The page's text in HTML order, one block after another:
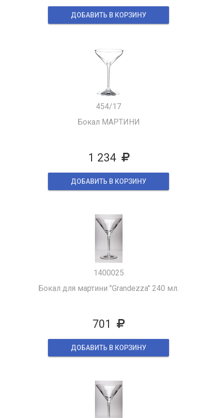
ДОБАВИТЬ В КОРЗИНУ
454/17
Бокал МАРТИНИ
1 234
ДОБАВИТЬ В КОРЗИНУ
1400025
Бокал для мартини "Grandezza" 240 мл.
701
ДОБАВИТЬ В КОРЗИНУ